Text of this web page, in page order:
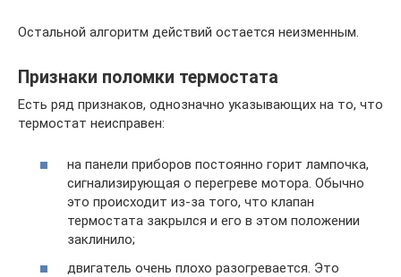
Остальной алгоритм действий остается неизменным.
Признаки поломки термостата
Есть ряд признаков, однозначно указывающих на то, что
термостат неисправен:
на панели приборов постоянно горит лампочка,
сигнализирующая о перегреве мотора. Обычно
это происходит из-за того, что клапан
термостата закрылся и его в этом положении
заклинило;
двигатель очень плохо разогревается. Это